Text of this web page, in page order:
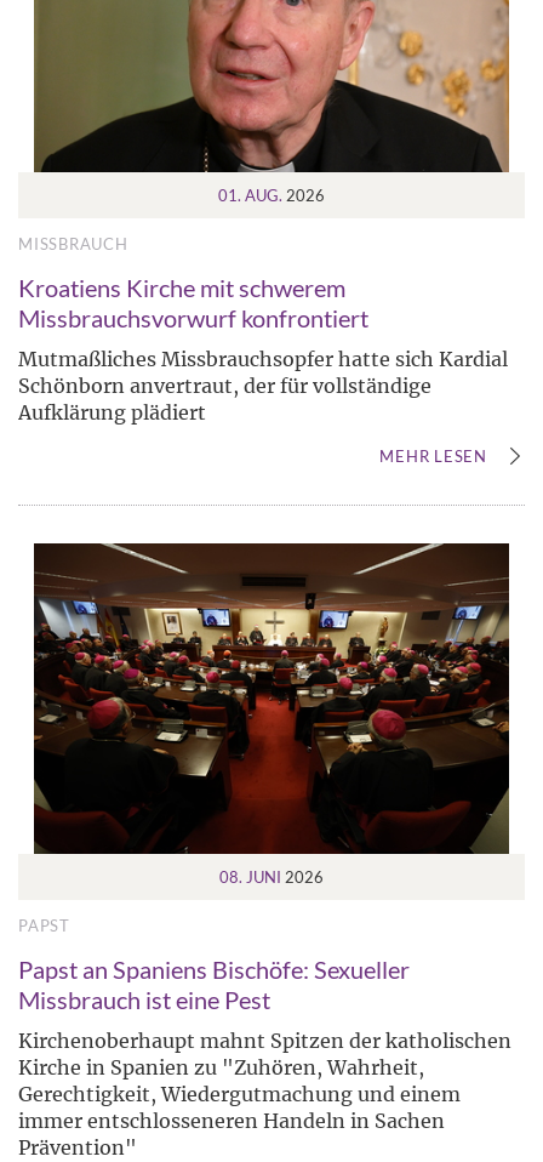
01. AUG. 2026
MISSBRAUCH
Kroatiens Kirche mit schwerem
Missbrauchsvorwurf konfrontiert
Mutmaßliches Missbrauchsopfer hatte sich Kardial
Schönborn anvertraut, der für vollständige
Aufklärung plädiert
MEHR LESEN
08. JUNI 2026
PAPST
Papst an Spaniens Bischöfe: Sexueller
Missbrauch ist eine Pest
Kirchenoberhaupt mahnt Spitzen der katholischen
Kirche in Spanien zu "Zuhören, Wahrheit,
Gerechtigkeit, Wiedergutmachung und einem
immer entschlosseneren Handeln in Sachen
Prävention"